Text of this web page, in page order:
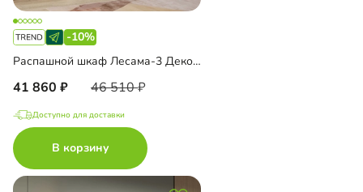
-10%
Распашной шкаф Лесама-3 Декор 5
41 860 46 510
Доступно для доставки
В корзину